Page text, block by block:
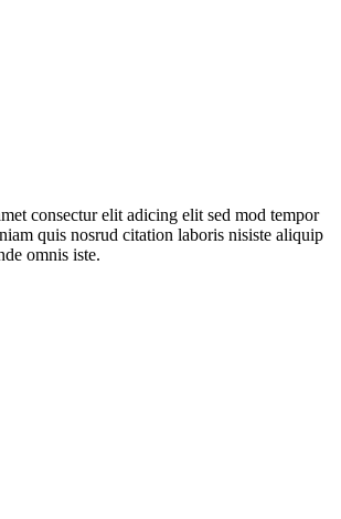
consectur elit adicing elit sed mod tempor
quis nosrud citation laboris nisiste aliquip
omnis iste.